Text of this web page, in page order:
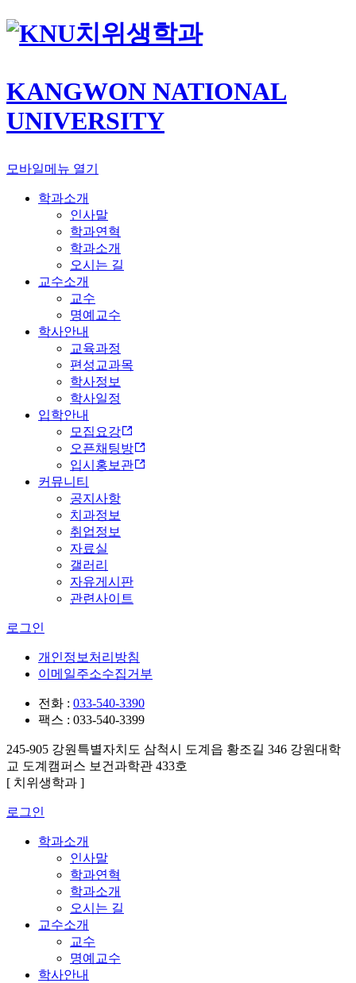
치위생학과
KANGWON NATIONAL
UNIVERSITY
모바일메뉴 열기
학과소개
인사말
학과연혁
학과소개
오시는 길
교수소개
교수
명예교수
학사안내
교육과정
편성교과목
학사정보
학사일정
입학안내
모집요강
오픈채팅방
입시홍보관
커뮤니티
공지사항
치과정보
취업정보
자료실
갤러리
자유게시판
관련사이트
로그인
개인정보처리방침
이메일주소수집거부
전화 : 033-540-3390
팩스 : 033-540-3399
245-905 강원특별자치도 삼척시 도계읍 황조길 346 강원대학
교 도계캠퍼스 보건과학관 433호
[ 치위생학과 ]
로그인
학과소개
인사말
학과연혁
학과소개
오시는 길
교수소개
교수
명예교수
학사안내